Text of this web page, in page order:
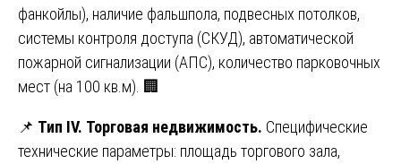
фанкойлы), наличие фальшпола, подвесных потолков,
системы контроля доступа (СКУД), автоматической
пожарной сигнализации (АПС), количество парковочных
мест (на 100 кв.м). 🏢
📌 Тип IV. Торговая недвижимость. Специфические
технические параметры: площадь торгового зала,